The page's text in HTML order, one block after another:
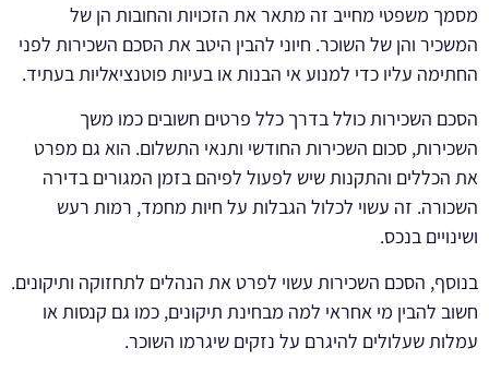
מסמך משפטי מחייב זה מתאר את הזכויות והחובות הן של
המשכיר והן של השוכר. חיוני להבין היטב את הסכם השכירות לפני
החתימה עליו כדי למנוע אי הבנות או בעיות פוטנציאליות בעתיד.
הסכם השכירות כולל בדרך כלל פרטים חשובים כמו משך
השכירות, סכום השכירות החודשי ותנאי התשלום. הוא גם מפרט
את הכללים והתקנות שיש לפעול לפיהם בזמן המגורים בדירה
השכורה. זה עשוי לכלול הגבלות על חיות מחמד, רמות רעש
ושינויים בנכס.
בנוסף, הסכם השכירות עשוי לפרט את הנהלים לתחזוקה ותיקונים.
חשוב להבין מי אחראי למה מבחינת תיקונים, כמו גם קנסות או
עמלות שעלולים להיגרם על נזקים שיגרמו השוכר.